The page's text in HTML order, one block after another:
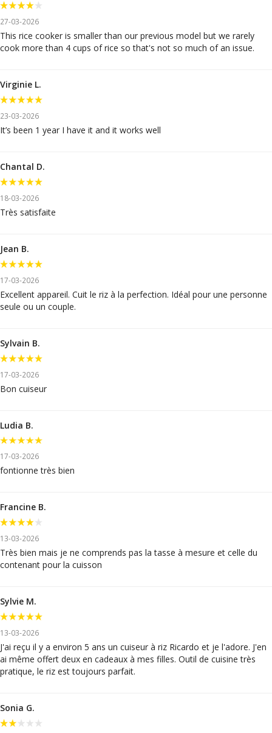
27-03-2026
This rice cooker is smaller than our previous model but we rarely
cook more than 4 cups of rice so that's not so much of an issue.
Virginie L.
23-03-2026
It’s been 1 year I have it and it works well
Chantal D.
18-03-2026
Très satisfaite
Jean B.
17-03-2026
Excellent appareil. Cuit le riz à la perfection. Idéal pour une personne
seule ou un couple.
Sylvain B.
17-03-2026
Bon cuiseur
Ludia B.
17-03-2026
fontionne très bien
Francine B.
13-03-2026
Très bien mais je ne comprends pas la tasse à mesure et celle du
contenant pour la cuisson
Sylvie M.
13-03-2026
J'ai reçu il y a environ 5 ans un cuiseur à riz Ricardo et je l'adore. J'en
ai même offert deux en cadeaux à mes filles. Outil de cuisine très
pratique, le riz est toujours parfait.
Sonia G.